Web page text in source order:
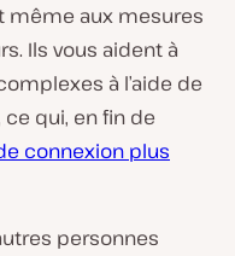
même aux mesures
Ils vous aident à
à l’aide de
qui, en fin de
connexion plus
personnes